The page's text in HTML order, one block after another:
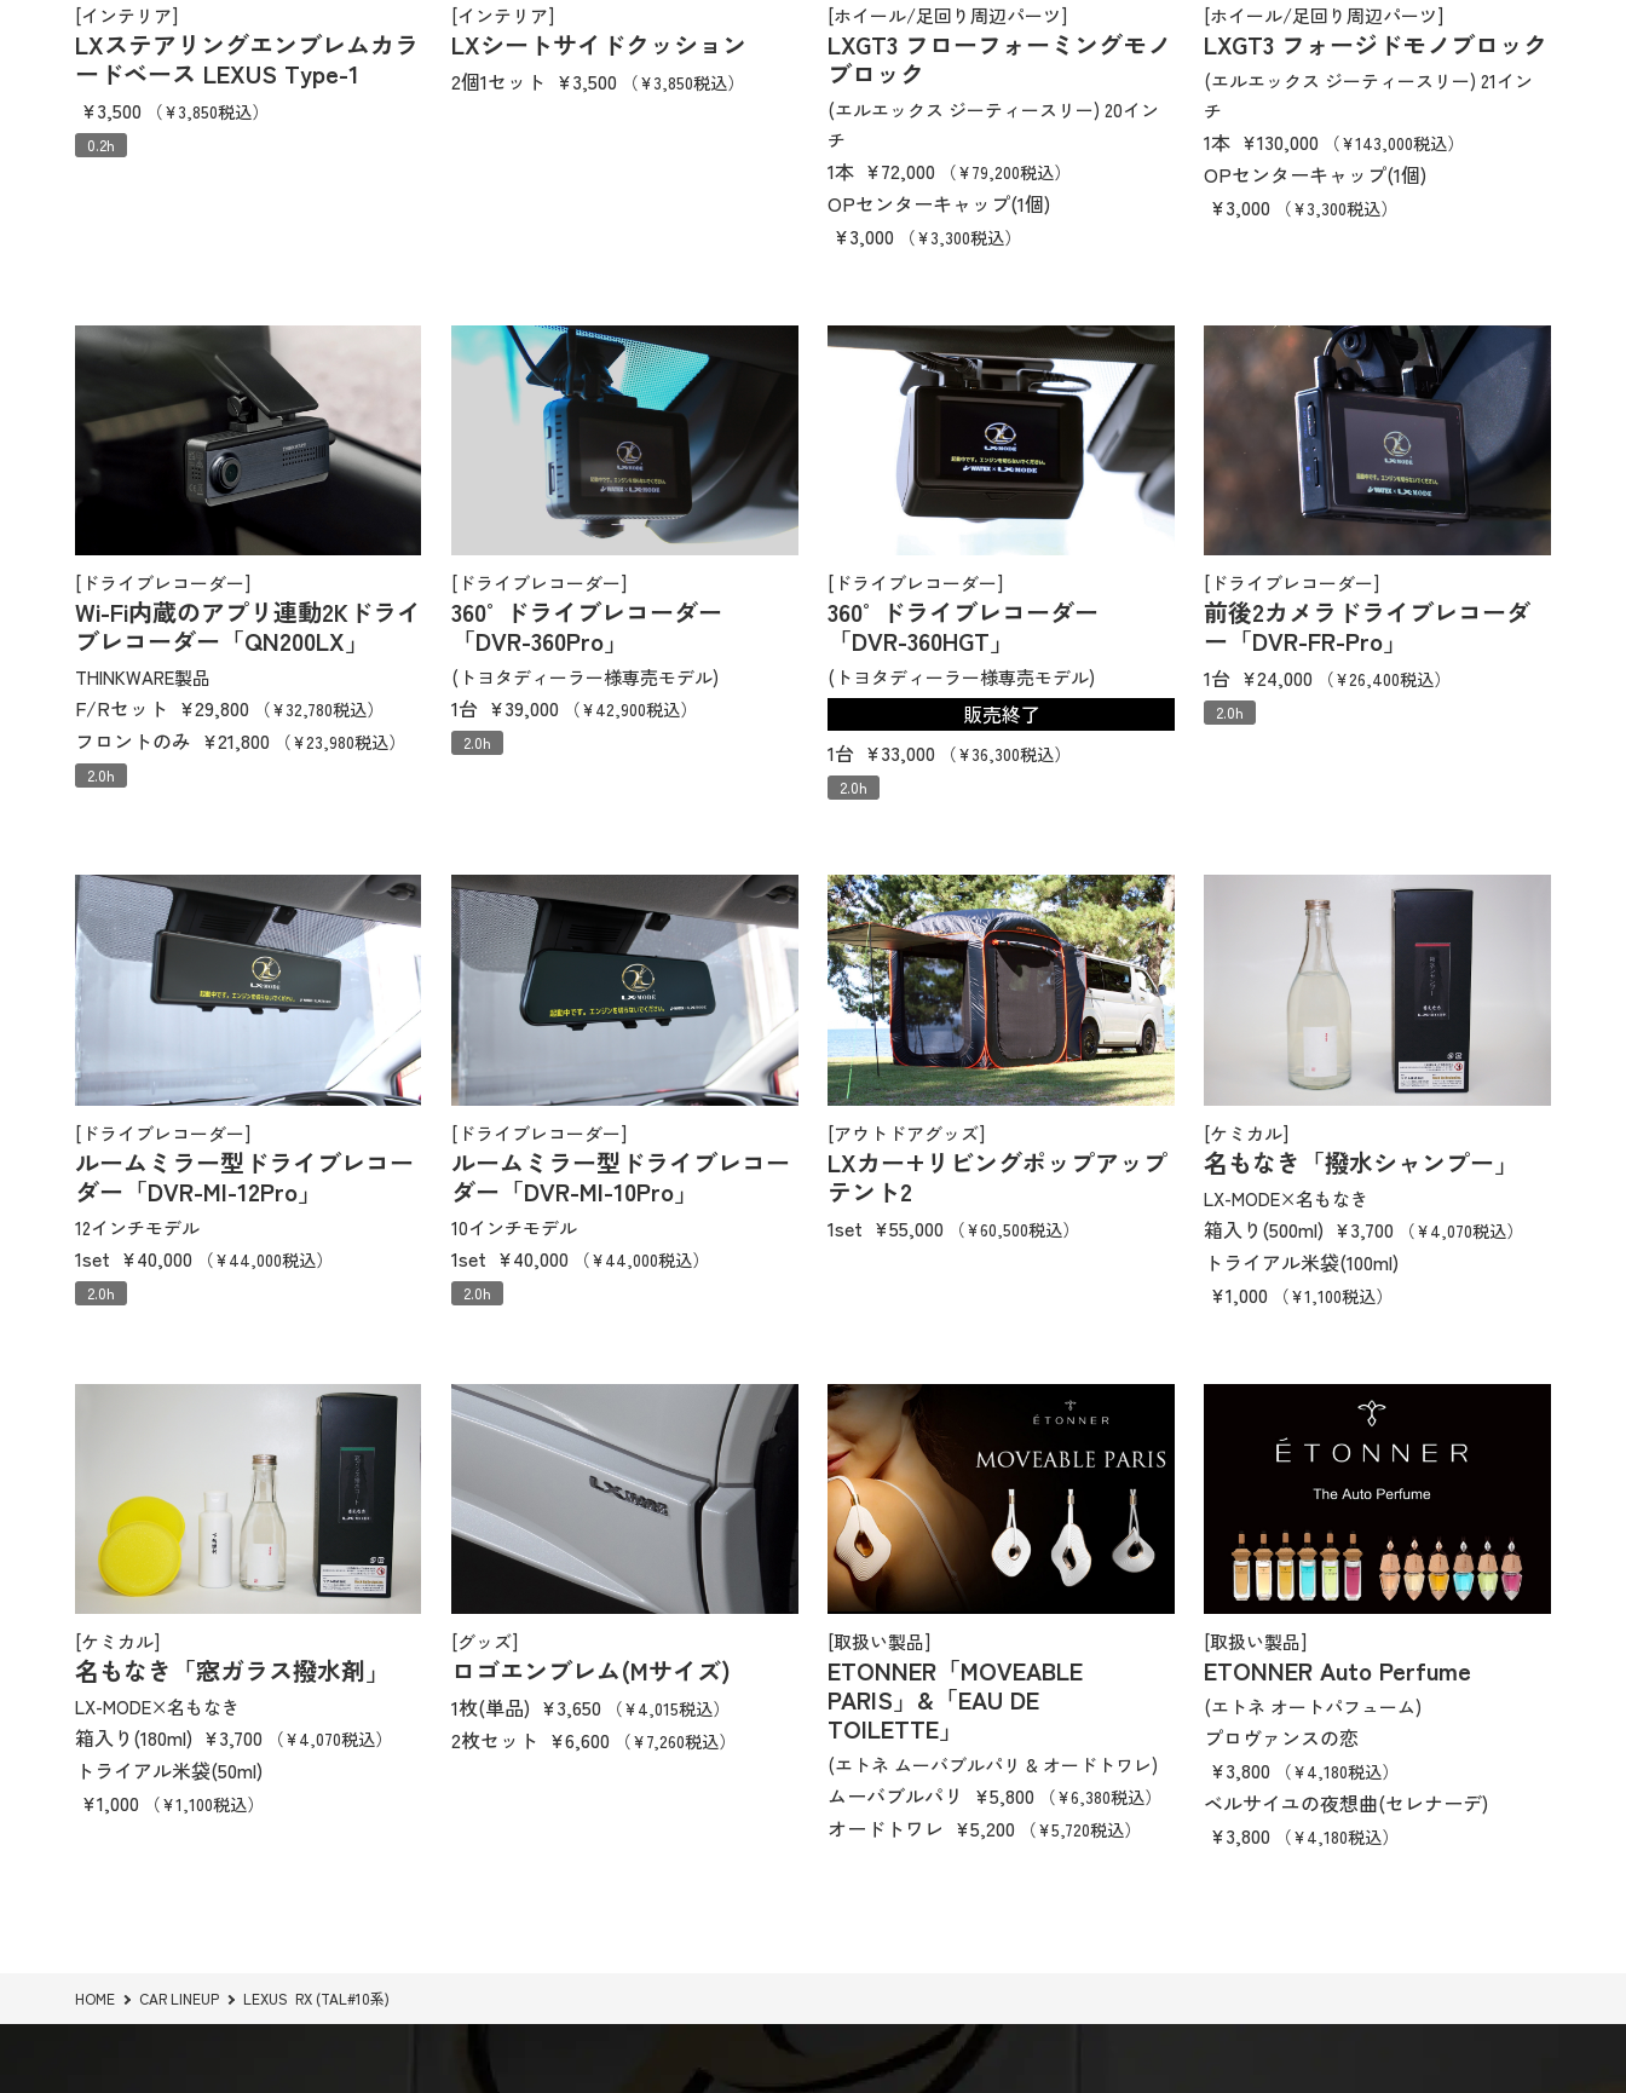
[インテリア]
LXステアリングエンブレムカラ
ードベース LEXUS Type-1
¥3,500 （¥3,850税込）
0.2h
[インテリア]
LXシートサイドクッション
2個1セット ¥3,500 （¥3,850税込）
[ホイール/足回り周辺パーツ]
LXGT3 フローフォーミングモノ
ブロック
(エルエックス ジーティースリー) 20イン
チ
1本 ¥72,000 （¥79,200税込）
OPセンターキャップ(1個)
¥3,000
（¥3,300税込）
[ホイール/足回り周辺パーツ]
LXGT3 フォージドモノブロック
(エルエックス ジーティースリー) 21イン
チ
1本 ¥130,000 （¥143,000税込）
OPセンターキャップ(1個)
¥3,000
（¥3,300税込）
[ドライブレコーダー]
Wi-Fi内蔵のアプリ連動2Kドライ
ブレコーダー「QN200LX」
THINKWARE製品
F/Rセット ¥29,800 （¥32,780税込）
フロントのみ ¥21,800 （¥23,980税込）
2.0h
[ドライブレコーダー]
360°ドライブレコーダー
「DVR-360Pro」
(トヨタディーラー様専売モデル)
1台 ¥39,000 （¥42,900税込）
2.0h
[ドライブレコーダー]
360°ドライブレコーダー
「DVR-360HGT」
(トヨタディーラー様専売モデル)
販売終了
1台 ¥33,000 （¥36,300税込）
2.0h
[ドライブレコーダー]
前後2カメラドライブレコーダ
ー「DVR-FR-Pro」
1台 ¥24,000 （¥26,400税込）
2.0h
[ドライブレコーダー]
ルームミラー型ドライブレコー
ダー「DVR-MI-12Pro」
12インチモデル
1set ¥40,000 （¥44,000税込）
2.0h
[ドライブレコーダー]
ルームミラー型ドライブレコー
ダー「DVR-MI-10Pro」
10インチモデル
1set ¥40,000 （¥44,000税込）
2.0h
[アウトドアグッズ]
LXカー+リビングポップアップ
テント2
1set ¥55,000 （¥60,500税込）
[ケミカル]
名もなき「撥水シャンプー」
LX-MODE×名もなき
箱入り(500ml) ¥3,700 （¥4,070税込）
トライアル米袋(100ml)
¥1,000
（¥1,100税込）
[ケミカル]
名もなき「窓ガラス撥水剤」
LX-MODE×名もなき
箱入り(180ml) ¥3,700 （¥4,070税込）
トライアル米袋(50ml)
¥1,000
（¥1,100税込）
[グッズ]
ロゴエンブレム(Mサイズ)
1枚(単品) ¥3,650 （¥4,015税込）
2枚セット ¥6,600 （¥7,260税込）
[取扱い製品]
ETONNER「MOVEABLE
PARIS」&「EAU DE
TOILETTE」
(エトネ ムーバブルパリ & オードトワレ)
ムーバブルパリ ¥5,800 （¥6,380税込）
オードトワレ ¥5,200 （¥5,720税込）
[取扱い製品]
ETONNER Auto Perfume
(エトネ オートパフューム)
プロヴァンスの恋
¥3,800
（¥4,180税込）
ベルサイユの夜想曲(セレナーデ)
¥3,800
（¥4,180税込）
HOME CAR LINEUP LEXUS RX (TAL#10系)